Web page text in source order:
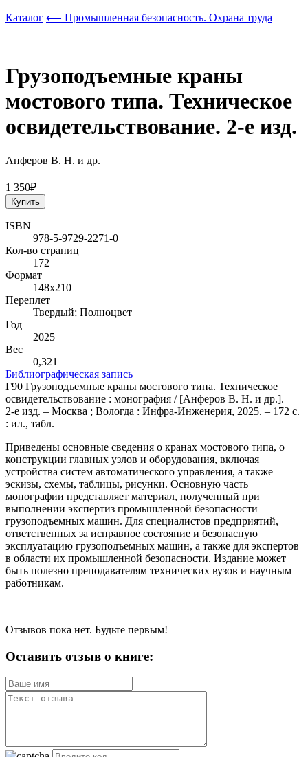
Каталог ⟵ Промышленная безопасность. Охрана труда
Грузоподъемные краны
мостового типа. Техническое
освидетельствование. 2-е изд.
Анферов В. Н. и др.
1 350₽
Купить
ISBN
978-5-9729-2271-0
Кол-во страниц
172
Формат
148х210
Переплет
Твердый; Полноцвет
Год
2025
Вес
0,321
Библиографическая запись
Г90 Грузоподъемные краны мостового типа. Техническое
освидетельствование : монография / [Анферов В. Н. и др.]. –
2-е изд. – Москва ; Вологда : Инфра-Инженерия, 2025. – 172 с.
: ил., табл.
Приведены основные сведения о кранах мостового типа, о
конструкции главных узлов и оборудования, включая
устройства систем автоматического управления, а также
эскизы, схемы, таблицы, рисунки. Основную часть
монографии представляет материал, полученный при
выполнении экспертиз промышленной безопасности
грузоподъемных машин. Для специалистов предприятий,
ответственных за исправное состояние и безопасную
эксплуатацию грузоподъемных машин, а также для экспертов
в области их промышленной безопасности. Издание может
быть полезно преподавателям технических вузов и научным
работникам.
Отзывов пока нет. Будьте первым!
Оставить отзыв о книге: